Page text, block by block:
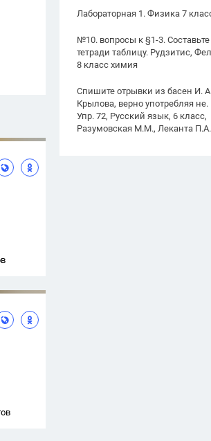
Лабораторная 1. Физика 7
№10. вопросы к §1-3. Составьте
тетради таблицу. Рудзитис,
8 класс химия
Спишите отрывки из басен И.
Крылова, верно употребляя не.
Упр. 72, Русский язык, 6 класс,
Разумовская М.М., Леканта П.А.